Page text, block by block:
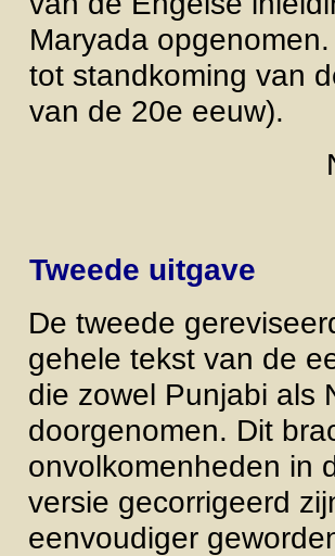
Maryada
tot standkoming van
van de 20e eeuw).
Tweede uitgave
De tweede
gehele tekst van de
die zowel Punjabi als
doorgenomen. Dit
onvolkomenheden in
versie gecorrigeerd
eenvoudiger